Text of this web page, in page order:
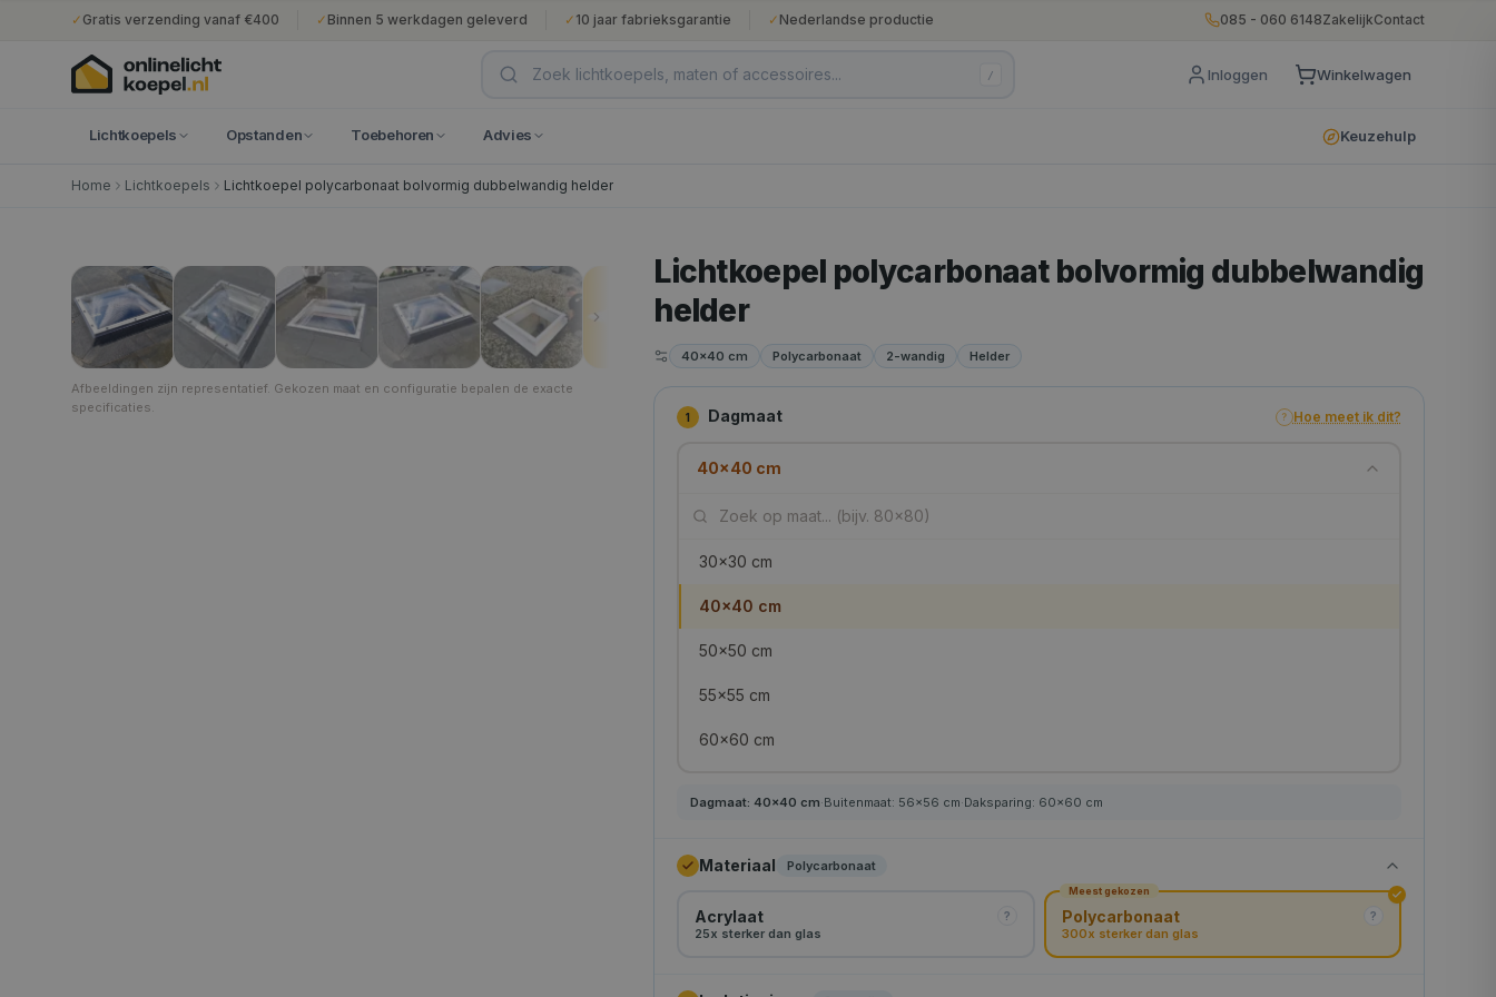
✓ Gratis verzending vanaf €400 ✓ Binnen 5 werkdagen geleverd ✓ 10 jaar fabrieksgarantie ✓ Nederlandse productie 085 - 060 6148ZakelijkContact
/ Inloggen Winkelwagen
Lichtkoepels Opstanden Toebehoren Advies Keuzehulp
Home Lichtkoepels Lichtkoepel polycarbonaat bolvormig dubbelwandig helder
8
Afbeeldingen zijn representatief. Gekozen maat en configuratie bepalen de exacte
specificaties.
Lichtkoepel polycarbonaat bolvormig dubbelwandig
helder
40×40 cm Polycarbonaat 2-wandig Helder
1 Dagmaat ? Hoe meet ik dit?
40×40 cm
30×30 cm
40×40 cm
50×50 cm
55×55 cm
60×60 cm
80×80 cm
90×90 cm
Dagmaat:40×40 cm·Buitenmaat: 56×56 cm·Daksparing: 60×60 cm
Materiaal Polycarbonaat
Acrylaat ?
25x sterker dan glas
Meest gekozen
Polycarbonaat ?
300x sterker dan glas